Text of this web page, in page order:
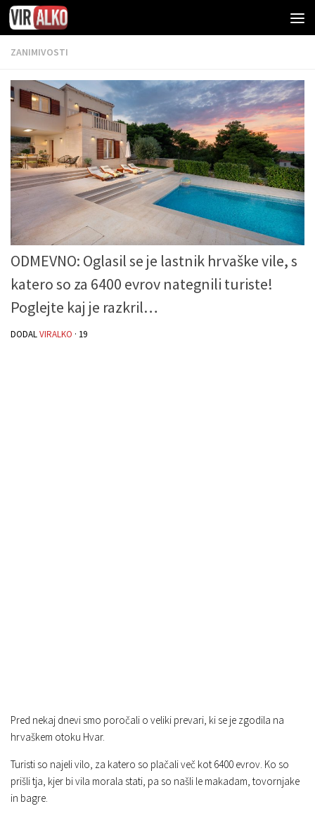
ZANIMIVOSTI
ODMEVNO: Oglasil se je lastnik hrvaške vile, s
katero so za 6400 evrov nategnili turiste!
Poglejte kaj je razkril…
DODALVIRALKO · 19
Pred nekaj dnevi smo poročali o veliki prevari, ki se je zgodila na
hrvaškem otoku Hvar.
Turisti so najeli vilo, za katero so plačali več kot 6400 evrov. Ko so
prišli tja, kjer bi vila morala stati, pa so našli le makadam, tovornjake
in bagre.